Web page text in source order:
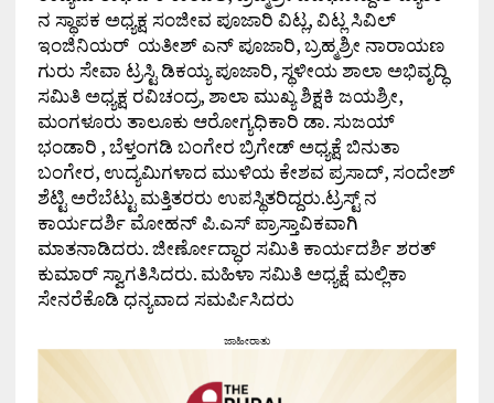
ನ ಸ್ಥಾಪಕ ಅಧ್ಯಕ್ಷ ಸಂಜೀವ ಪೂಜಾರಿ ವಿಟ್ಲ, ವಿಟ್ಲ ಸಿವಿಲ್
ಇಂಜಿನಿಯರ್ ಯತೀಶ್ ಎನ್ ಪೂಜಾರಿ, ಬ್ರಹ್ಮಶ್ರೀ ನಾರಾಯಣ
ಗುರು ಸೇವಾ ಟ್ರಸ್ಟಿ ಡಿಕಯ್ಯ ಪೂಜಾರಿ, ಸ್ಥಳೀಯ ಶಾಲಾ ಅಭಿವೃದ್ಧಿ
ಸಮಿತಿ ಅಧ್ಯಕ್ಷ ರವಿಚಂದ್ರ, ಶಾಲಾ ಮುಖ್ಯ ಶಿಕ್ಷಕಿ ಜಯಶ್ರೀ,
ಮಂಗಳೂರು ತಾಲೂಕು ಆರೋಗ್ಯಧಿಕಾರಿ ಡಾ. ಸುಜಯ್
ಭಂಡಾರಿ , ಬೆಳ್ತಂಗಡಿ ಬಂಗೇರ ಬ್ರಿಗೇಡ್ ಅಧ್ಯಕ್ಷೆ ಬಿನುತಾ
ಬಂಗೇರ, ಉದ್ಯಮಿಗಳಾದ ಮುಳಿಯ ಕೇಶವ ಪ್ರಸಾದ್, ಸಂದೇಶ್
ಶೆಟ್ಟಿ ಅರೆಬೆಟ್ಟು ಮತ್ತಿತರರು ಉಪಸ್ಥಿತರಿದ್ದರು.ಟ್ರಸ್ಟ್ ನ
ಕಾರ್ಯದರ್ಶಿ ಮೋಹನ್ ಪಿ.ಎಸ್ ಪ್ರಾಸ್ತಾವಿಕವಾಗಿ
ಮಾತನಾಡಿದರು. ಜೀರ್ಣೋದ್ಧಾರ ಸಮಿತಿ ಕಾರ್ಯದರ್ಶಿ ಶರತ್
ಕುಮಾರ್ ಸ್ವಾಗತಿಸಿದರು. ಮಹಿಳಾ ಸಮಿತಿ ಅಧ್ಯಕ್ಷೆ ಮಲ್ಲಿಕಾ
ಸೇನರೆಕೊಡಿ ಧನ್ಯವಾದ ಸಮರ್ಪಿಸಿದರು
ಜಾಹೀರಾತು